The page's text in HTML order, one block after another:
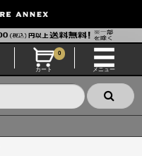
カート
0
メニュー